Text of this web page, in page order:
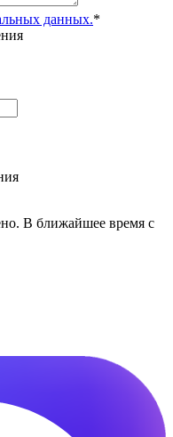
данных.*
В ближайшее время с